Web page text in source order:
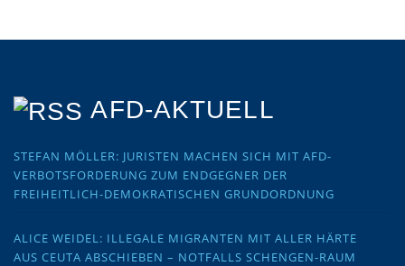
AFD-AKTUELL
STEFAN MÖLLER: JURISTEN MACHEN SICH MIT AFD-
VERBOTSFORDERUNG ZUM ENDGEGNER DER
FREIHEITLICH-DEMOKRATISCHEN GRUNDORDNUNG
ALICE WEIDEL: ILLEGALE MIGRANTEN MIT ALLER HÄRTE
AUS CEUTA ABSCHIEBEN – NOTFALLS SCHENGEN-RAUM